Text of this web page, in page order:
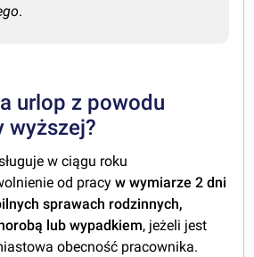
.
urlop z powodu
wyższej?
w ciągu roku
od pracyw wymiarze 2 dni
sprawach rodzinnych,
lub wypadkiem, jeżeli jest
obecność pracownika.